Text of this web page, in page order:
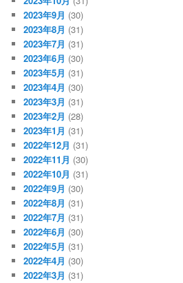
2023年9月 (30)
2023年8月 (31)
2023年7月 (31)
2023年6月 (30)
2023年5月 (31)
2023年4月 (30)
2023年3月 (31)
2023年2月 (28)
2023年1月 (31)
2022年12月 (31)
2022年11月 (30)
2022年10月 (31)
2022年9月 (30)
2022年8月 (31)
2022年7月 (31)
2022年6月 (30)
2022年5月 (31)
2022年4月 (30)
2022年3月 (31)